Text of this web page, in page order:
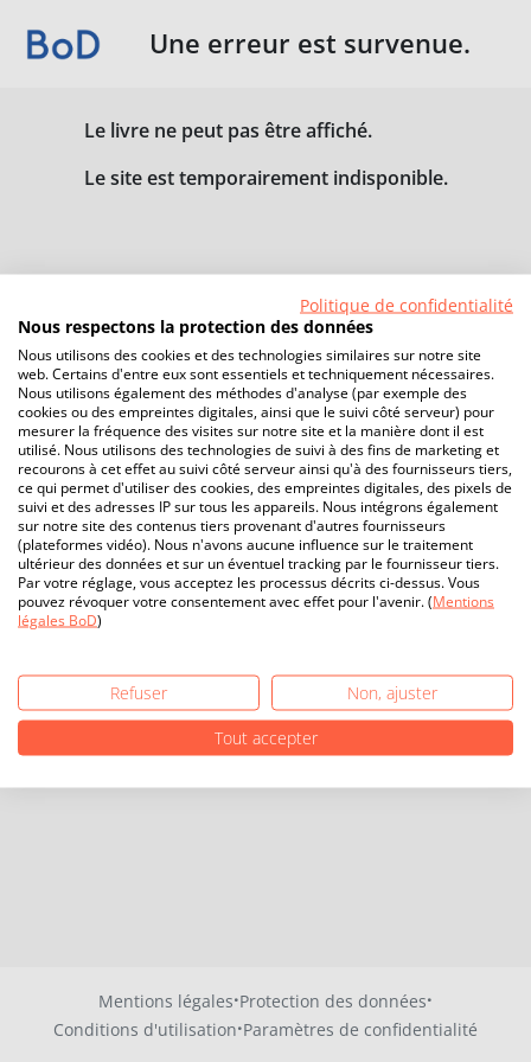
Une erreur est survenue.
Le livre ne peut pas être affiché.
Le site est temporairement indisponible.
Mentions légales·Protection des données·
Conditions d'utilisation·Paramètres de confidentialité
Politique de confidentialité
Nous respectons la protection des données
Nous utilisons des cookies et des technologies similaires sur notre site
web. Certains d'entre eux sont essentiels et techniquement nécessaires.
Nous utilisons également des méthodes d'analyse (par exemple des
cookies ou des empreintes digitales, ainsi que le suivi côté serveur) pour
mesurer la fréquence des visites sur notre site et la manière dont il est
utilisé. Nous utilisons des technologies de suivi à des fins de marketing et
recourons à cet effet au suivi côté serveur ainsi qu'à des fournisseurs tiers,
ce qui permet d'utiliser des cookies, des empreintes digitales, des pixels de
suivi et des adresses IP sur tous les appareils. Nous intégrons également
sur notre site des contenus tiers provenant d'autres fournisseurs
(plateformes vidéo). Nous n'avons aucune influence sur le traitement
ultérieur des données et sur un éventuel tracking par le fournisseur tiers.
Par votre réglage, vous acceptez les processus décrits ci-dessus. Vous
pouvez révoquer votre consentement avec effet pour l'avenir. (Mentions
légales BoD)
Refuser
Non, ajuster
Tout accepter